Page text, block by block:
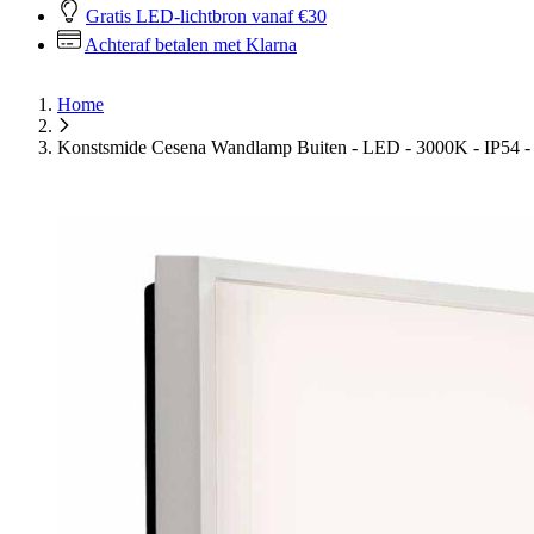
Gratis LED-lichtbron vanaf €30
Achteraf betalen met Klarna
Home
Konstsmide Cesena Wandlamp Buiten - LED - 3000K - IP54